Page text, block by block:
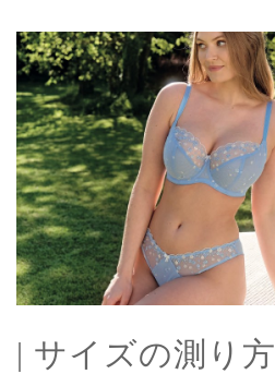
| サイズの測り方